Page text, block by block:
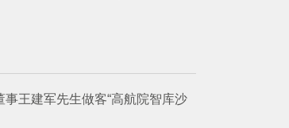
王建军先生做客“高航院智库沙